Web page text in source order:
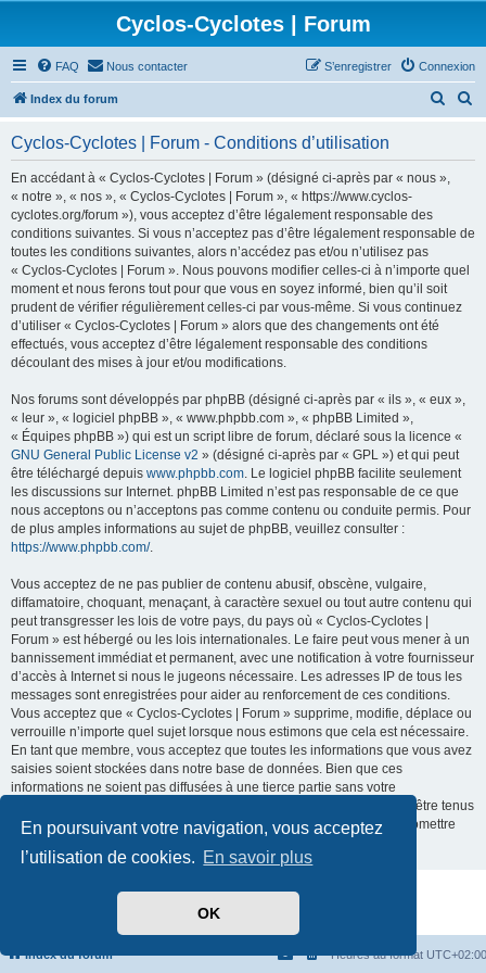
En poursuivant votre navigation, vous acceptez
l’utilisation de cookies. En savoir plus
OK
Cyclos-Cyclotes | Forum
FAQ Nous contacter Connexion
S’enregistrer
Index du forum
r
h
e
Cyclos-Cyclotes | Forum - Conditions d’utilisation
En accédant à « Cyclos-Cyclotes | Forum » (désigné ci-après par « nous »,
« notre », « nos », « Cyclos-Cyclotes | Forum », « https://www.cyclos-
cyclotes.org/forum »), vous acceptez d’être légalement responsable des
conditions suivantes. Si vous n’acceptez pas d’être légalement responsable de
toutes les conditions suivantes, alors n’accédez pas et/ou n’utilisez pas
« Cyclos-Cyclotes | Forum ». Nous pouvons modifier celles-ci à n’importe quel
moment et nous ferons tout pour que vous en soyez informé, bien qu’il soit
prudent de vérifier régulièrement celles-ci par vous-même. Si vous continuez
d’utiliser « Cyclos-Cyclotes | Forum » alors que des changements ont été
effectués, vous acceptez d’être légalement responsable des conditions
découlant des mises à jour et/ou modifications.
Nos forums sont développés par phpBB (désigné ci-après par « ils », « eux »,
« leur », « logiciel phpBB », « www.phpbb.com », « phpBB Limited »,
« Équipes phpBB ») qui est un script libre de forum, déclaré sous la licence «
GNU General Public License v2 » (désigné ci-après par « GPL ») et qui peut
être téléchargé depuis www.phpbb.com. Le logiciel phpBB facilite seulement
les discussions sur Internet. phpBB Limited n’est pas responsable de ce que
nous acceptons ou n’acceptons pas comme contenu ou conduite permis. Pour
de plus amples informations au sujet de phpBB, veuillez consulter :
https://www.phpbb.com/.
Vous acceptez de ne pas publier de contenu abusif, obscène, vulgaire,
diffamatoire, choquant, menaçant, à caractère sexuel ou tout autre contenu qui
peut transgresser les lois de votre pays, du pays où « Cyclos-Cyclotes |
Forum » est hébergé ou les lois internationales. Le faire peut vous mener à un
bannissement immédiat et permanent, avec une notification à votre fournisseur
d’accès à Internet si nous le jugeons nécessaire. Les adresses IP de tous les
messages sont enregistrées pour aider au renforcement de ces conditions.
Vous acceptez que « Cyclos-Cyclotes | Forum » supprime, modifie, déplace ou
verrouille n’importe quel sujet lorsque nous estimons que cela est nécessaire.
En tant que membre, vous acceptez que toutes les informations que vous avez
saisies soient stockées dans notre base de données. Bien que ces
informations ne soient pas diffusées à une tierce partie sans votre
consentement, ni « Cyclos-Cyclotes | Forum », ni phpBB ne pourront être tenus
comme responsables en cas de tentative de piratage visant à compromettre
Index du forum Heures au format UTC+02:00
Développé parphpBB® Forum Software © phpBB Limited
Traduit par
Confidentialité|Conditions